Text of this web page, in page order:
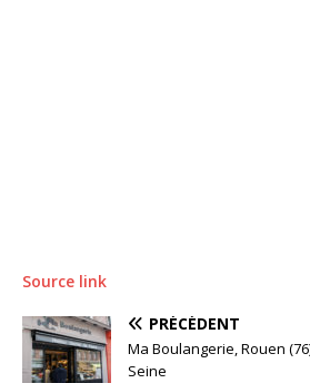
Source link
PRÉCÉDENT
Ma Boulangerie, Rouen
Seine